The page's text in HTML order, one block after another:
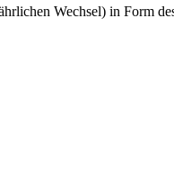
Wechsel) in Form